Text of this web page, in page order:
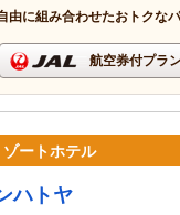
由に組み合わせたおトクな
航空券付プラ
ゾートホテル
ハトヤ